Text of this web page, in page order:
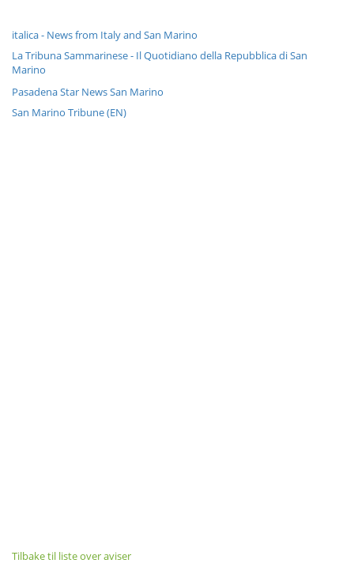
italica - News from Italy and San Marino
La Tribuna Sammarinese - Il Quotidiano della Repubblica di San
Marino
Pasadena Star News San Marino
San Marino Tribune (EN)
Tilbake til liste over aviser